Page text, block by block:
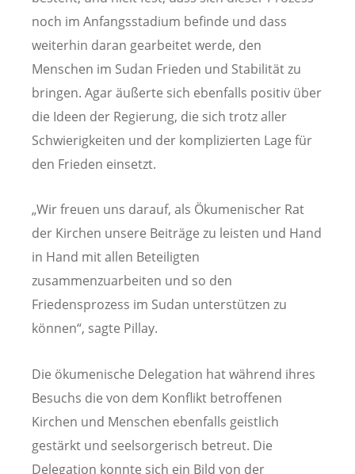
noch im Anfangsstadium befinde und dass
weiterhin daran gearbeitet werde, den
Menschen im Sudan Frieden und Stabilität zu
bringen. Agar äußerte sich ebenfalls positiv über
die Ideen der Regierung, die sich trotz aller
Schwierigkeiten und der komplizierten Lage für
den Frieden einsetzt.
„Wir freuen uns darauf, als Ökumenischer Rat
der Kirchen unsere Beiträge zu leisten und Hand
in Hand mit allen Beteiligten
zusammenzuarbeiten und so den
Friedensprozess im Sudan unterstützen zu
können“, sagte Pillay.
Die ökumenische Delegation hat während ihres
Besuchs die von dem Konflikt betroffenen
Kirchen und Menschen ebenfalls geistlich
gestärkt und seelsorgerisch betreut. Die
Delegation konnte sich ein Bild von der